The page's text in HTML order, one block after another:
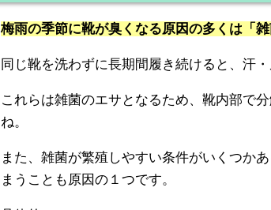
梅雨の季節に靴が臭くなる原因の多くは「雑
同じ靴を洗わずに長期間履き続けると、汗
これらは雑菌のエサとなるため、靴内部で
ね。
また、雑菌が繁殖しやすい条件がいくつか
まうことも原因の１つです。